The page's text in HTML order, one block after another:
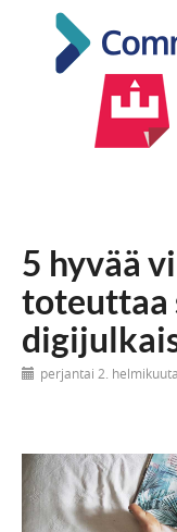
5 hyvää
toteuttaa
perjantai 2.